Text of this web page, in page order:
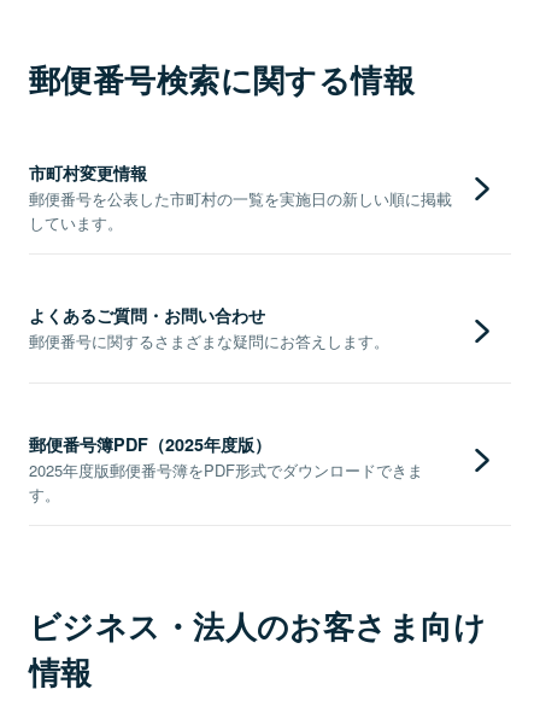
郵便番号検索に関する情報
市町村変更情報
郵便番号を公表した市町村の一覧を実施日の新しい順に掲載
しています。
よくあるご質問・お問い合わせ
郵便番号に関するさまざまな疑問にお答えします。
郵便番号簿PDF（2025年度版）
2025年度版郵便番号簿をPDF形式でダウンロードできま
す。
ビジネス・法人のお客さま向け
情報